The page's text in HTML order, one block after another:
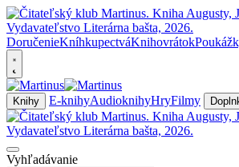
DoručenieKníhkupectváKnihovrátok
Knihy E-knihyAudioknihyHryFilmy
Vyhľadávanie